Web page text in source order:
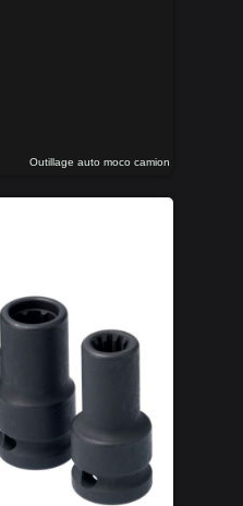
Outillage auto moco camion